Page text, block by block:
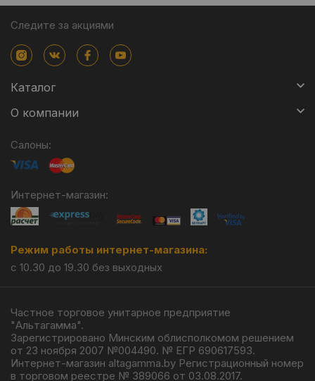
Следите за акциями
Каталог
О компании
Салоны:
Интернет-магазин:
Режим работы интернет-магазина:
с 10.30 до 19.30 без выходных
Частное торговое унитарное предприятие
"Альтагамма".
Зарегистрировано Минским облисполкомом решением
от 23 ноября 2007 №004490. № ЕГР 690617593.
Интернет-магазин altagamma.by Регистрационный номер
в торговом реестре № 389066 от 03.08.2017.